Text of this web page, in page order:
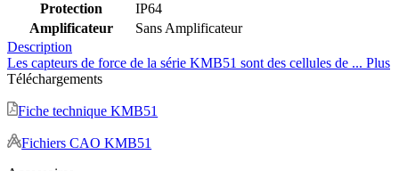
Protection
IP64
Amplificateur
Sans Amplificateur
Description
Les capteurs de force de la série KMB51 sont des cellules de ... Plus
Téléchargements
Fiche technique KMB51
Fichiers CAO KMB51